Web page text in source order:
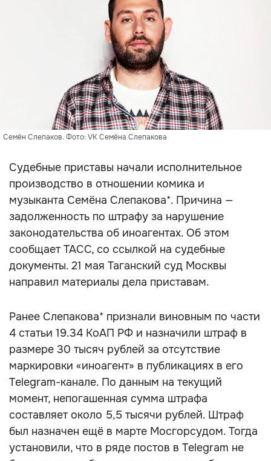
Семён Слепаков. Фото: VK Семёна Слепакова
Судебные приставы начали исполнительное
производство в отношении комика и
музыканта Семёна Слепакова*. Причина —
задолженность по штрафу за нарушение
законодательства об иноагентах. Об этом
сообщает ТАСС, со ссылкой на судебные
документы. 21 мая Таганский суд Москвы
направил материалы дела приставам.
Ранее Слепакова* признали виновным по части
4 статьи 19.34 КоАП РФ и назначили штраф в
размере 30 тысяч рублей за отсутствие
маркировки «иноагент» в публикациях в его
Telegram-канале. По данным на текущий
момент, непогашенная сумма штрафа
составляет около 5,5 тысячи рублей. Штраф
был назначен ещё в марте Мосгорсудом. Тогда
установили, что в ряде постов в Telegram не